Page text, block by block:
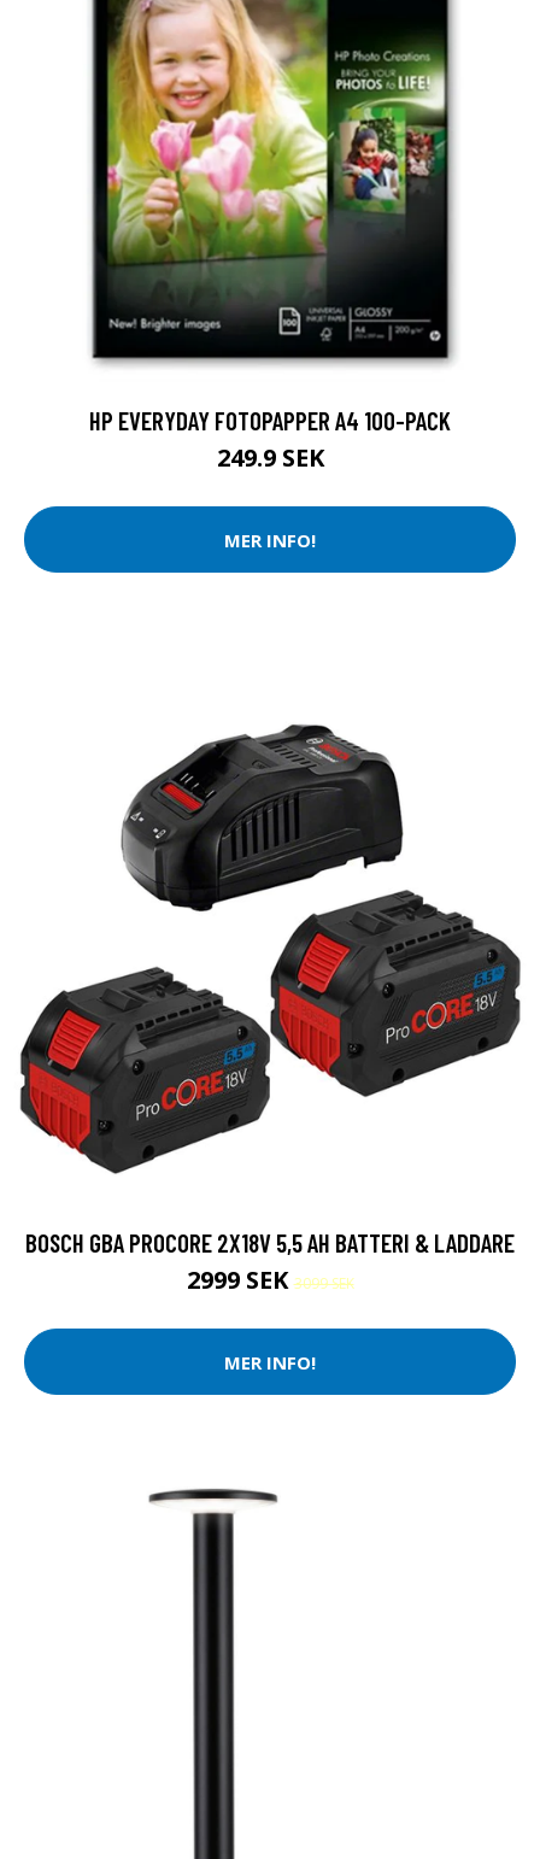
HP EVERYDAY FOTOPAPPER A4 100-PACK
249.9 SEK
MER INFO!
BOSCH GBA PROCORE 2X18V 5,5 AH BATTERI & LADDARE
2999 SEK3099 SEK
MER INFO!